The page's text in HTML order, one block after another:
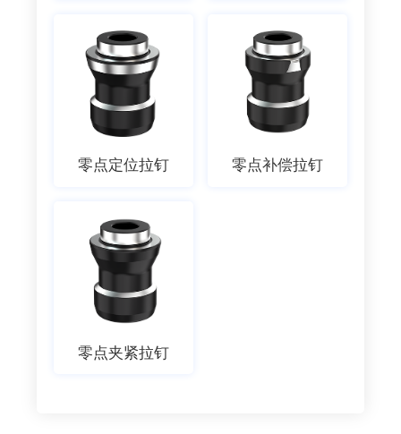
零点定位拉钉 零点补偿拉钉
零点夹紧拉钉